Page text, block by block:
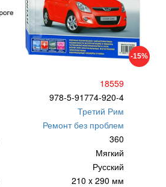
-15%
18559
978-5-91774-920-4
Третий Рим
Ремонт без проблем
360
Мягкий
Русский
210 x 290 мм